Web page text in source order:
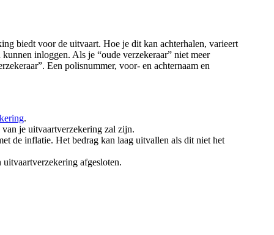
biedt voor de uitvaart. Hoe je dit kan achterhalen, varieert
inloggen. Als je “oude verzekeraar” niet meer
Een polisnummer, voor- en achternaam en
.
je uitvaartverzekering zal zijn.
de inflatie. Het bedrag kan laag uitvallen als dit niet het
afgesloten.